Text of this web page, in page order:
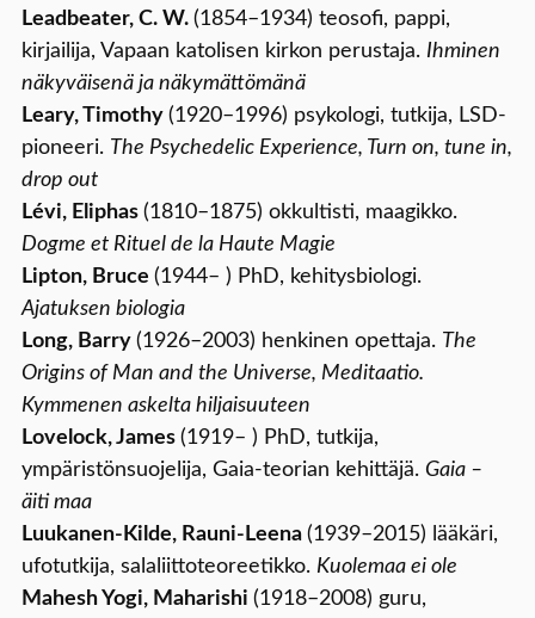
Leadbeater, C. W. (1854–1934) teosofi, pappi,
kirjailija, Vapaan katolisen kirkon perustaja. Ihminen
näkyväisenä ja näkymättömänä
Leary, Timothy (1920–1996) psykologi, tutkija, LSD-
pioneeri. The Psychedelic Experience, Turn on, tune in,
drop out
Lévi, Eliphas (1810–1875) okkultisti, maagikko.
Dogme et Rituel de la Haute Magie
Lipton, Bruce (1944– ) PhD, kehitysbiologi.
Ajatuksen biologia
Long, Barry (1926–2003) henkinen opettaja. The
Origins of Man and the Universe, Meditaatio.
Kymmenen askelta hiljaisuuteen
Lovelock, James (1919– ) PhD, tutkija,
ympäristönsuojelija, Gaia-teorian kehittäjä. Gaia –
äiti maa
Luukanen-Kilde, Rauni-Leena (1939–2015) lääkäri,
ufotutkija, salaliittoteoreetikko. Kuolemaa ei ole
Mahesh Yogi, Maharishi (1918–2008) guru,